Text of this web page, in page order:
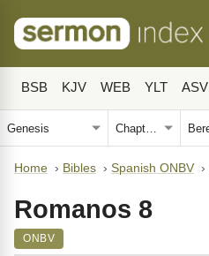
BSB KJV WEB YLT ASV
Home › Bibles › Spanish ONBV ›
Romanos 8
ONBV